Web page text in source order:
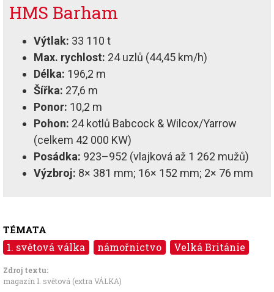
HMS Barham
Výtlak: 33 110 t
Max. rychlost: 24 uzlů (44,45 km/h)
Délka: 196,2 m
Šířka: 27,6 m
Ponor: 10,2 m
Pohon: 24 kotlů Babcock & Wilcox/Yarrow
(celkem 42 000 KW)
Posádka: 923–952 (vlajková až 1 262 mužů)
Výzbroj: 8× 381 mm; 16× 152 mm; 2× 76 mm
TÉMATA
1. světová válka námořnictvo Velká Británie
Zdroj textu:
magazín I. světová (extra VÁLKA)